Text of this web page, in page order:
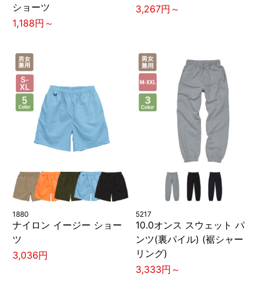
ショーツ
1,188円～
3,267円～
1880
ナイロン イージー ショー
ツ
3,036円
5217
10.0オンス スウェット パ
ンツ(裏パイル) (裾シャー
リング)
3,333円～